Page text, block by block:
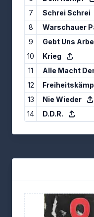
7
Schrei Schrei
8
Warschauer
9
Gebt Uns
10
Krieg
11
Alle Macht
12
13
Nie Wieder
14
D.D.R.